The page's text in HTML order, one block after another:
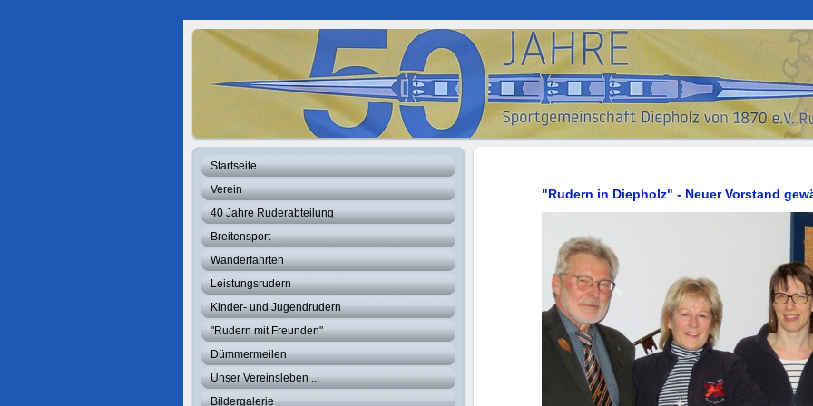
Startseite
Verein
40 Jahre Ruderabteilung
Breitensport
Wanderfahrten
Leistungsrudern
Kinder- und Jugendrudern
"Rudern mit Freunden"
Dümmermeilen
Unser Vereinsleben ...
Bildergalerie
"Rudern in Diepholz" - Neuer Vorstand